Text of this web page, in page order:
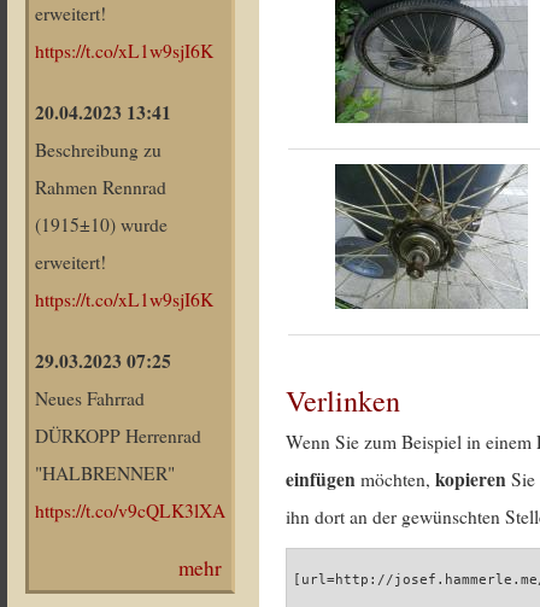
erweitert!
https://t.co/xL1w9sjI6K
20.04.2023 13:41
Beschreibung zu
Rahmen Rennrad
(1915±10) wurde
erweitert!
https://t.co/xL1w9sjI6K
29.03.2023 07:25
Neues Fahrrad
DÜRKOPP Herrenrad
"HALBRENNER"
https://t.co/v9cQLK3lXA
mehr
Verlinken
Wenn Sie zum Beispiel in
einfügen möchten,kopieren
ihn dort an der gewünschten
[url=http://